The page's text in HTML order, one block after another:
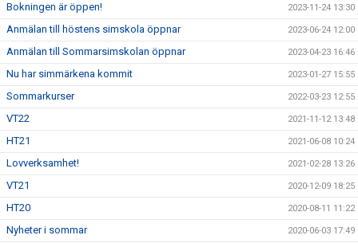
Bokningen är öppen! 2023-11-24 13:30
Anmälan till höstens simskola öppnar 2023-06-24 12:00
Anmälan till Sommarsimskolan öppnar 2023-04-23 16:46
Nu har simmärkena kommit 2023-01-27 15:55
Sommarkurser 2022-03-23 12:55
VT22 2021-11-12 13:48
HT21 2021-06-08 10:24
Lovverksamhet! 2021-02-28 13:26
VT21 2020-12-09 18:25
HT20 2020-08-11 11:22
Nyheter i sommar 2020-06-03 17:49